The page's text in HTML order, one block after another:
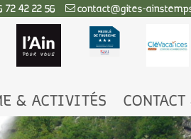
72 42 22 56 contact@gites-
& ACTIVITÉS CONTACT